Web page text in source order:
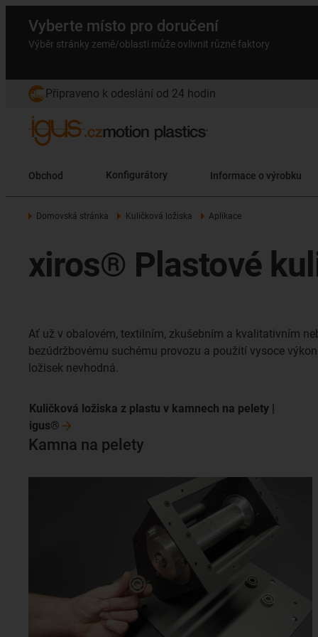
Vyberte místo pro doručení
Výběr stránky země/oblasti může ovlivnit různé faktory
Připraveno k odeslání od 24 hodin
Obchod Konfigurátory Informace o výrobku
Domovská stránka Kuličková ložiska Aplikace
xiros® Plastové
Ať už v obalovém, textilním, zkušebním a kvalitativním
bezúdržbovému suchému provozu a použití vysoce
ložisek nevhodná.
Kamna na pelety
Kuličková ložiska z plastu v kamnech na pelety |
igus®